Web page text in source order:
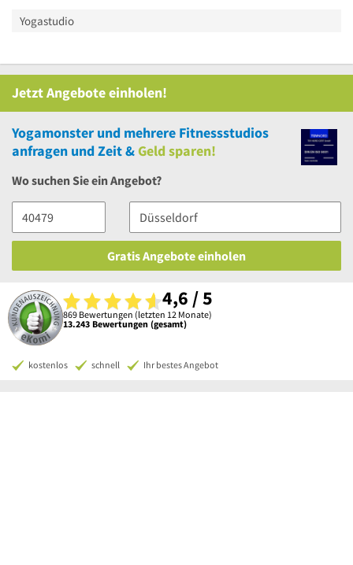
Yogastudio
Jetzt Angebote einholen!
Yogamonster und mehrere Fitnessstudios
anfragen und Zeit &Geld sparen!
Wo suchen Sie ein Angebot?
Gratis Angebote einholen
4,6 / 5
869 Bewertungen (letzten 12 Monate)
13.243 Bewertungen (gesamt)
kostenlos schnell Ihr bestes Angebot